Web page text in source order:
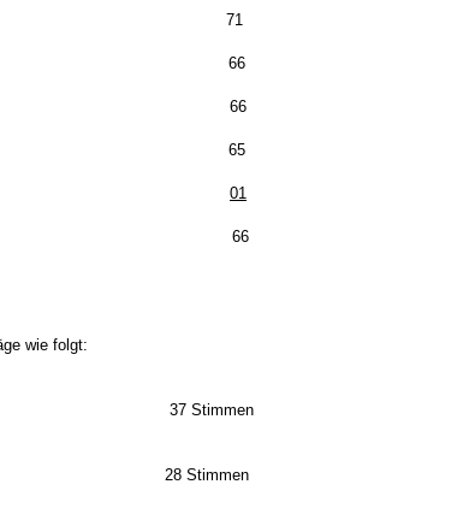
71
66
66
65
01
66
wie folgt:
37 Stimmen
28 Stimmen